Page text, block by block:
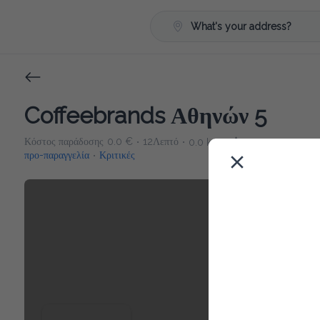
What's your address?
Coffeebrands Αθηνών 5
Κόστος παράδοσης 0.0 € • 12Λεπτό • 0.0 km •
5
προ-παραγγελία • Κριτικές